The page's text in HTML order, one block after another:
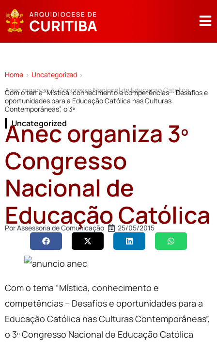
Home > Uncategorized >
Anec organiza 3º Congresso Nacional de Educação Católica
Com o tema “Mística, conhecimento e competências – Desafios e
oportunidades para a Educação Católica nas Culturas
Contemporâneas”, o 3º
Uncategorized
Anec organiza 3º
Congresso
Nacional de
Educação Católica
PorAssessoria de Comunicação 25/05/2015
Com o tema “Mística, conhecimento e
competências – Desafios e oportunidades para a
Educação Católica nas Culturas Contemporâneas”,
o 3º Congresso Nacional de Educação Católica